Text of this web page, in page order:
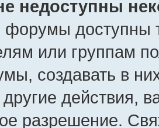
недоступны
форумы доступны
или группам
создавать в
действия,
разрешение.